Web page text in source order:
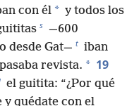
con él * y todos los
s —600
desde Gat— t iban
revista. * 19
el guitita: “¿Por qué
y quédate con el